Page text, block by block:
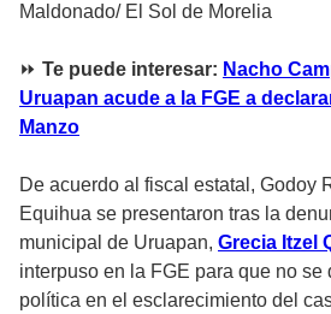
Maldonado/ El Sol de Morelia
⏩ Te puede interesar: Nacho
Uruapan acude a la FGE a
Manzo
De acuerdo al fiscal estatal, Godoy
Equihua se presentaron tras la
municipal de Uruapan, Grecia Itzel
interpuso en la FGE para que no se
política en el esclarecimiento del